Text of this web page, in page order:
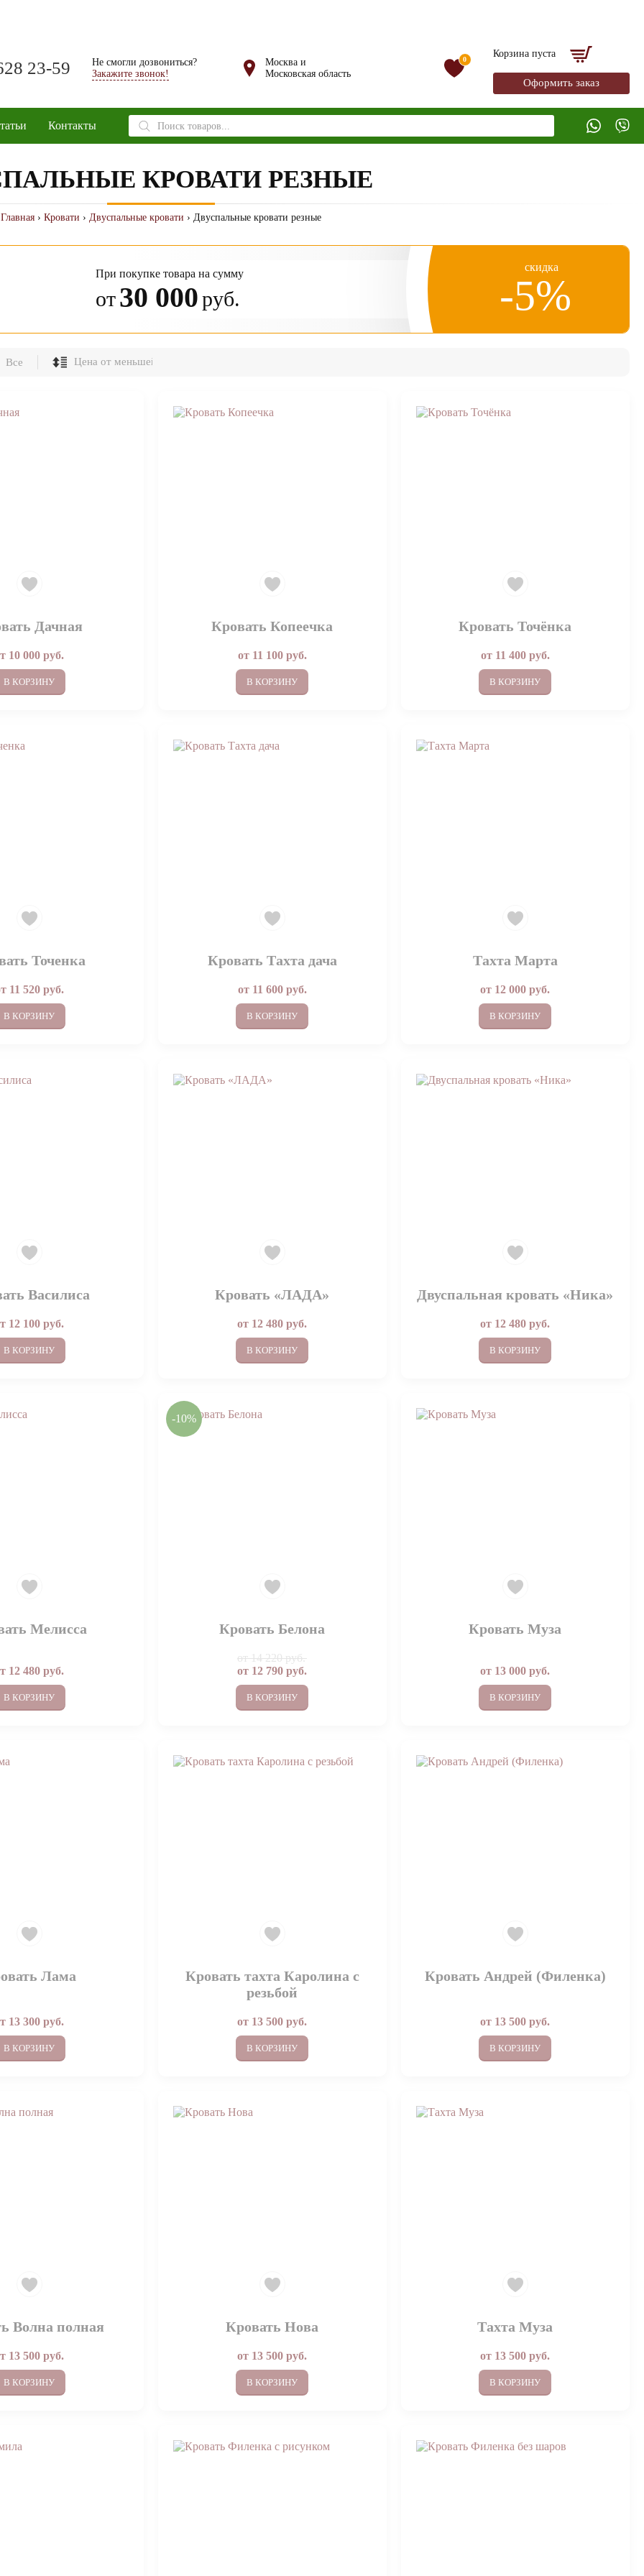
23-59
Не смогли дозвониться?
Закажите звонок!
Москва и
Московская область
0
Корзина пуста
Оформить заказ
Контакты
Поиск
товаров
КРОВАТИ РЕЗНЫЕ
Главная › Кровати › Двуспальные кровати › Двуспальные кровати резные
При покупке товара на сумму
от30 000руб.
скидка
-5%
Все
Дачная
10 000 руб.
В КОРЗИНУ
Кровать Копеечка
от 11 100руб.
В КОРЗИНУ
Кровать Точёнка
от 11 400руб.
В КОРЗИНУ
Точенка
11 520руб.
В КОРЗИНУ
Кровать Тахта дача
от 11 600руб.
В КОРЗИНУ
Тахта Марта
от 12 000 руб.
В КОРЗИНУ
Василиса
12 100 руб.
В КОРЗИНУ
Кровать «ЛАДА»
от 12 480 руб.
В КОРЗИНУ
Двуспальная кровать «Ника»
от 12 480 руб.
В КОРЗИНУ
Мелисса
12 480 руб.
В КОРЗИНУ
Кровать Белона
от14 220 руб.
от 12 790 руб.
В КОРЗИНУ
-10%
Кровать Муза
от 13 000 руб.
В КОРЗИНУ
Лама
13 300 руб.
В КОРЗИНУ
Кровать тахта Каролина с
резьбой
от 13 500 руб.
В КОРЗИНУ
Кровать Андрей (Филенка)
от 13 500 руб.
В КОРЗИНУ
Волна полная
13 500 руб.
В КОРЗИНУ
Кровать Нова
от 13 500 руб.
В КОРЗИНУ
Тахта Муза
от 13 500 руб.
В КОРЗИНУ